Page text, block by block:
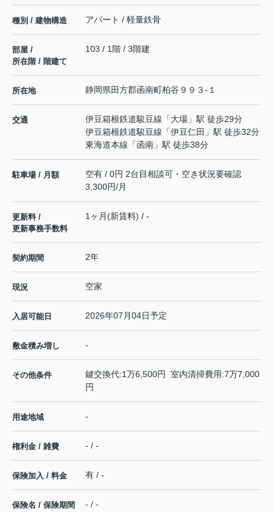
種別 / 建物構造 アパート / 軽量鉄骨
部屋 /
所在階 / 階建て
103 / 1階 / 3階建
所在地 静岡県田方郡函南町柏谷 ９９３-１
交通 伊豆箱根鉄道駿豆線 「大場 」駅 徒歩29分
伊豆箱根鉄道駿豆線 「伊豆仁田 」駅 徒歩32分
東海道本線 「函南 」駅 徒歩38分
駐車場 / 月額
空有 / 0円 2台目相談可・空き状況要確認
3,300円/月
更新料 /
更新事務手数料
1ヶ月(新賃料) / -
契約期間 2年
現況 空家
入居可能日 2026年07月04日予定
敷金積み増し -
その他条件
鍵交換代:1万6,500円 室内清掃費用:7万7,000
円
用途地域 -
権利金 / 雑費 - / -
保険加入 / 料金 有 / -
保険名 / 保険期間 - / -